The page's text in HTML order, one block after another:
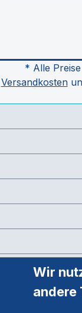
* Alle
Versandkosten
Wir
andere